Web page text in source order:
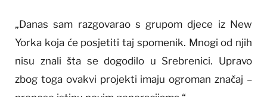
„Danas sam razgovarao s grupom djece iz New
Yorka koja će posjetiti taj spomenik. Mnogi od njih
nisu znali šta se dogodilo u Srebrenici. Upravo
zbog toga ovakvi projekti imaju ogroman značaj –